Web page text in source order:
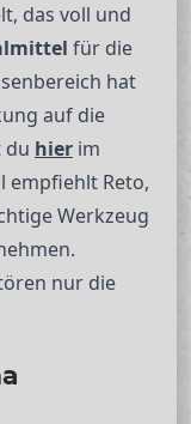
das voll und
für die
hat
auf die
du hier im
empfiehlt Reto,
Werkzeug
nur die